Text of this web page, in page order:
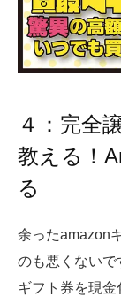
４：完全
教える！
る
余ったamazon
のも悪くないで
ギフト券を現金